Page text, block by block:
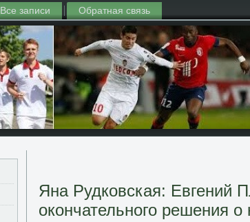
Все записи Обратная связь
Яна Рудковская: Евгений
окончательного решения